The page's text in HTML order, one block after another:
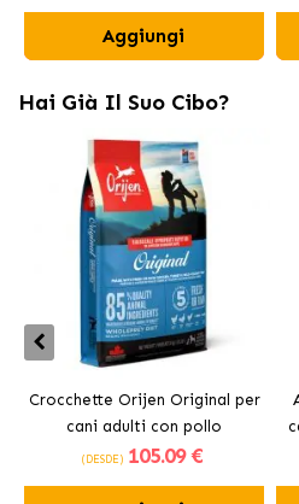
Aggiungi
Hai Già Il Suo Cibo?
Crocchette Orijen Original per
cani adulti con pollo
(DESDE) 105.09 €